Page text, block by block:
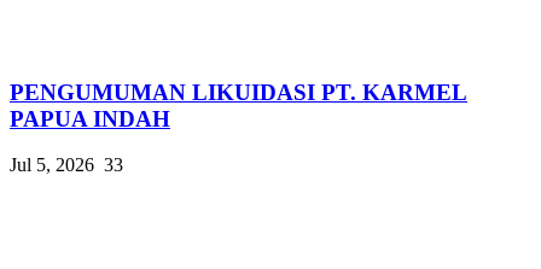
PENGUMUMAN LIKUIDASI PT. KARMEL
PAPUA INDAH
Jul 5, 2026 33